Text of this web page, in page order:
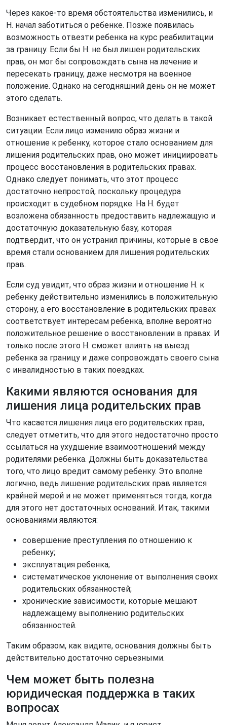
Через какое-то время обстоятельства изменились, и
Н. начал заботиться о ребенке. Позже появилась
возможность отвезти ребенка на курс реабилитации
за границу. Если бы Н. не был лишен родительских
прав, он мог бы сопровождать сына на лечение и
пересекать границу, даже несмотря на военное
положение. Однако на сегодняшний день он не может
этого сделать.
Возникает естественный вопрос, что делать в такой
ситуации. Если лицо изменило образ жизни и
отношение к ребенку, которое стало основанием для
лишения родительских прав, оно может инициировать
процесс восстановления в родительских правах.
Однако следует понимать, что этот процесс
достаточно непростой, поскольку процедура
происходит в судебном порядке. На Н. будет
возложена обязанность предоставить надлежащую и
достаточную доказательную базу, которая
подтвердит, что он устранил причины, которые в свое
время стали основанием для лишения родительских
прав.
Если суд увидит, что образ жизни и отношение Н. к
ребенку действительно изменились в положительную
сторону, а его восстановление в родительских правах
соответствует интересам ребенка, вполне вероятно
положительное решение о восстановлении в правах. И
только после этого Н. сможет влиять на выезд
ребенка за границу и даже сопровождать своего сына
с инвалидностью в таких поездках.
Какими являются основания для
лишения лица родительских прав
Что касается лишения лица его родительских прав,
следует отметить, что для этого недостаточно просто
ссылаться на ухудшение взаимоотношений между
родителями ребенка. Должны быть доказательства
того, что лицо вредит самому ребенку. Это вполне
логично, ведь лишение родительских прав является
крайней мерой и не может применяться тогда, когда
для этого нет достаточных оснований. Итак, такими
основаниями являются:
совершение преступления по отношению к
ребенку;
эксплуатация ребенка;
систематическое уклонение от выполнения своих
родительских обязанностей;
хронические зависимости, которые мешают
надлежащему выполнению родительских
обязанностей.
Таким образом, как видите, основания должны быть
действительно достаточно серьезными.
Чем может быть полезна
юридическая поддержка в таких
вопросах